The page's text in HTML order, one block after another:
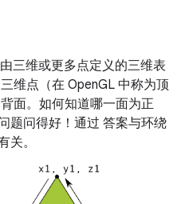
三维或更多点定义的三维表
维点（在 OpenGL 中称为顶
面。如何知道哪一面为正
题问得好！通过 答案与环绕
关。